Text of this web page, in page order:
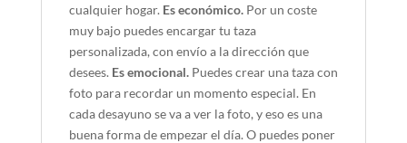
cualquier hogar. Es económico.Por un coste
muy bajo puedes encargar tu taza
personalizada, con envío a la dirección que
desees. Es emocional.Puedes crear una taza con
foto para recordar un momento especial. En
cada desayuno se va a ver la foto, y eso es una
buena forma de empezar el día. O puedes poner